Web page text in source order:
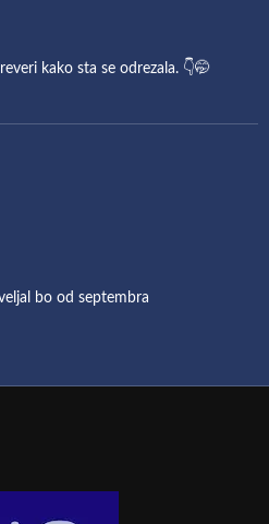
kako sta se odrezala. 👇🤭
bo od septembra